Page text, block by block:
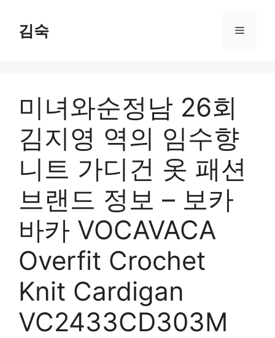
content
김숙 Menu
미녀와순정남 26회
김지영 역의 임수향
니트 가디건 옷 패션
브랜드 정보 – 보카
바카 VOCAVACA
Overfit Crochet
Knit Cardigan
VC2433CD303M